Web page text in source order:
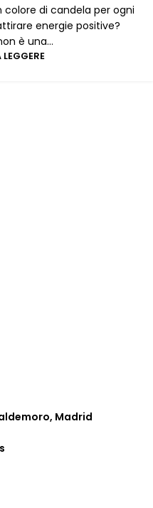
colore di candela per ogni
energie positive?
è una...
Madrid